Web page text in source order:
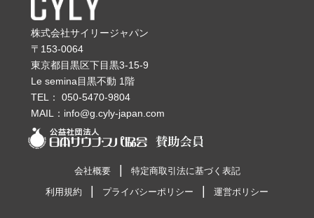
株式会社サイリージャパン
〒153-0064
東京都目黒区下目黒3-15-9
Le semina目黒不動 1階
TEL： 050-5470-9804
MAIL： info@g.cyly-japan.com
会社概要
特定商取引法に基づく表記
利用規約
プライバシーポリシー 運営ポリシー